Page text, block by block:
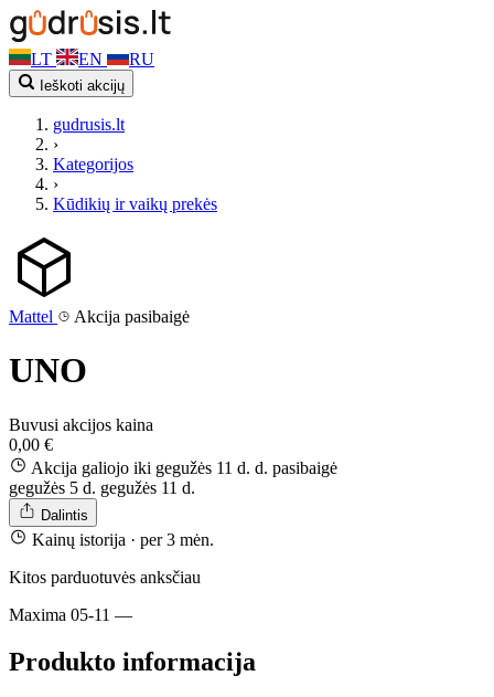
LT EN RU
Ieškoti akcijų
gudrusis.lt
›
Kategorijos
›
Kūdikių ir vaikų prekės
Mattel Akcija pasibaigė
UNO
Buvusi akcijos kaina
0,00 €
Akcija galiojo iki gegužės 11 d. d. pasibaigė
gegužės 5 d. gegužės 11 d.
Dalintis
Kainų istorija · per 3 mėn.
Kitos parduotuvės anksčiau
Maxima 05-11 —
Produkto informacija